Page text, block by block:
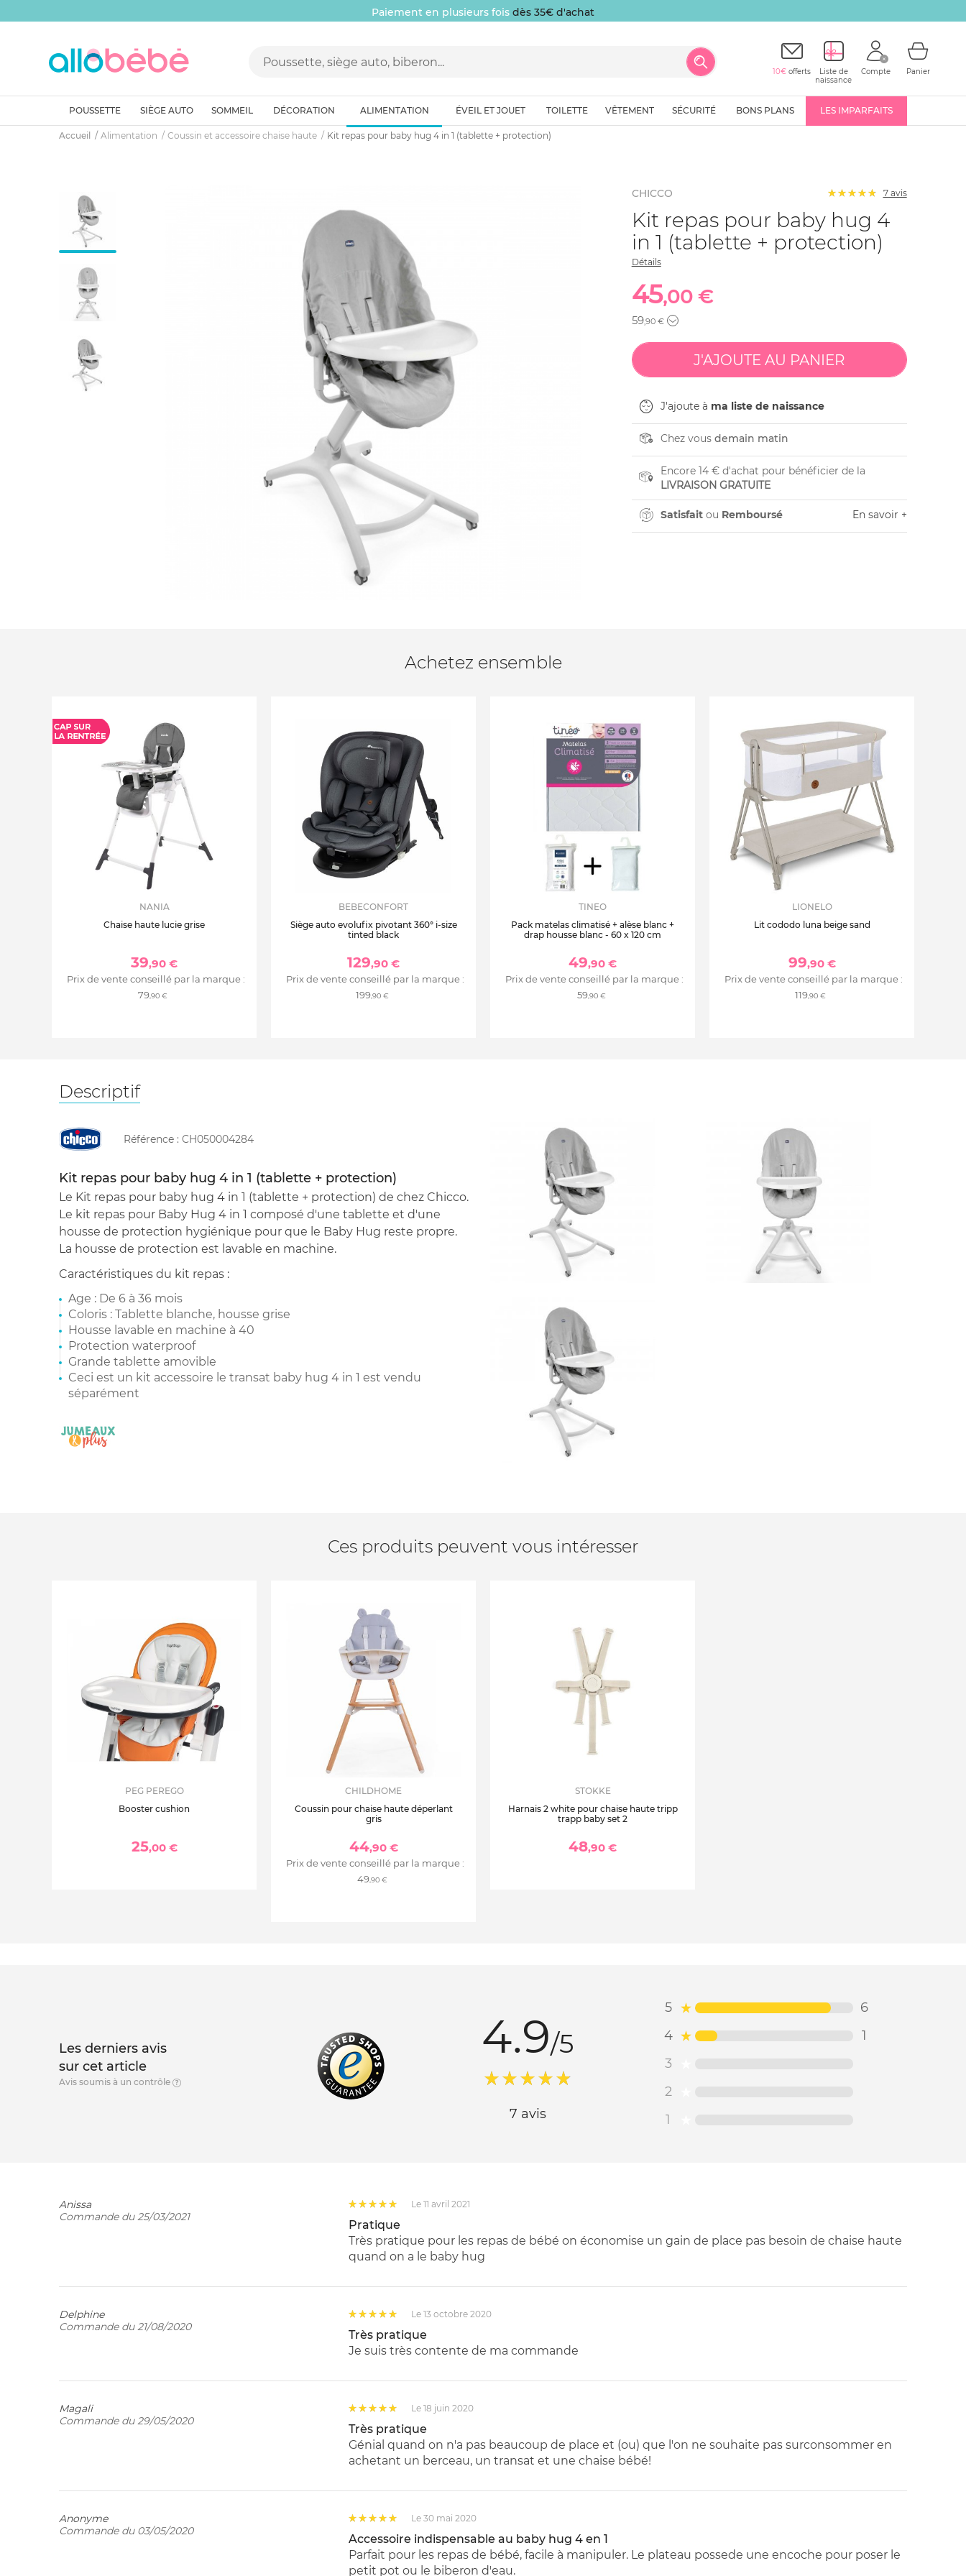
Paiement en plusieurs fois dès 35€ d'achat
10€ offerts
Liste de
naissance
Compte Panier
POUSSETTE SIÈGE AUTO SOMMEIL DÉCORATION ALIMENTATION ÉVEIL ET JOUET TOILETTE VÊTEMENT SÉCURITÉ BONS PLANS LES IMPARFAITS
Accueil Alimentation Coussin et accessoire chaise haute Kit repas pour baby hug 4 in 1 (tablette + protection)
CHICCO 7avis
Kit repas pour baby hug 4
in 1 (tablette + protection)
Détails
45,00 €
59,90 €
J'ajoute à ma liste de naissance
Chez vous demain matin
Encore 14 € d'achat pour bénéficier de la
LIVRAISON GRATUITE
Satisfaitou Remboursé En savoir +
Achetez ensemble
NANIA
Chaise haute lucie grise
39,90 €
Prix de vente conseillé par la marque :
79,90 €
BEBECONFORT
Siège auto evolufix pivotant 360° i-size
tinted black
129,90 €
Prix de vente conseillé par la marque :
199,90 €
TINEO
Pack matelas climatisé + alèse blanc +
drap housse blanc - 60 x 120 cm
49,90 €
Prix de vente conseillé par la marque :
59,90 €
LIONELO
Lit cododo luna beige sand
99,90 €
Prix de vente conseillé par la marque :
119,90 €
Descriptif
Référence : CH050004284
Kit repas pour baby hug 4 in 1 (tablette + protection)
Le Kit repas pour baby hug 4 in 1 (tablette + protection) de chez Chicco.
Le kit repas pour Baby Hug 4 in 1 composé d'une tablette et d'une
housse de protection hygiénique pour que le Baby Hug reste propre.
La housse de protection est lavable en machine.
Caractéristiques du kit repas :
Age : De 6 à 36 mois
Coloris : Tablette blanche, housse grise
Housse lavable en machine à 40
Protection waterproof
Grande tablette amovible
Ceci est un kit accessoire le transat baby hug 4 in 1 est vendu
séparément
Ces produits peuvent vous intéresser
PEG PEREGO
Booster cushion
25,00 €
CHILDHOME
Coussin pour chaise haute déperlant
gris
44,90 €
Prix de vente conseillé par la marque :
49,90 €
STOKKE
Harnais 2 white pour chaise haute tripp
trapp baby set 2
48,90 €
Les derniers avis
sur cet article
Avis soumis à un contrôle
4.9/5
7 avis
5
6
4
1
3
2
1
Anissa
Commande du 25/03/2021
Le 11 avril 2021
Pratique
Très pratique pour les repas de bébé on économise un gain de place pas besoin de chaise haute
quand on a le baby hug
Delphine
Commande du 21/08/2020
Le 13 octobre 2020
Très pratique
Je suis très contente de ma commande
Magali
Commande du 29/05/2020
Le 18 juin 2020
Très pratique
Génial quand on n'a pas beaucoup de place et (ou) que l'on ne souhaite pas surconsommer en
achetant un berceau, un transat et une chaise bébé!
Anonyme
Commande du 03/05/2020
Le 30 mai 2020
Accessoire indispensable au baby hug 4 en 1
Parfait pour les repas de bébé, facile à manipuler. Le plateau possede une encoche pour poser le
petit pot ou le biberon d'eau.